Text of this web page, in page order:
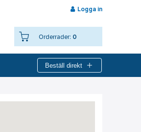
Logga in
Orderrader: 0
Beställ direkt